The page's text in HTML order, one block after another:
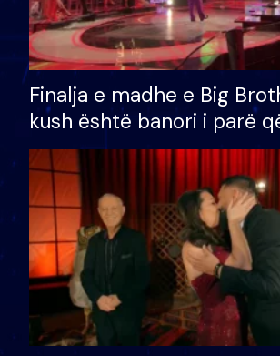
Finalja e madhe e Big
kush është banori i parë
shtëpinë dhe humb
të fituar çmimin e madh